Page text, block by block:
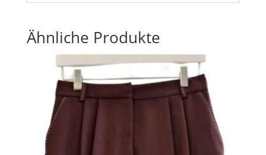
Ähnliche Produkte